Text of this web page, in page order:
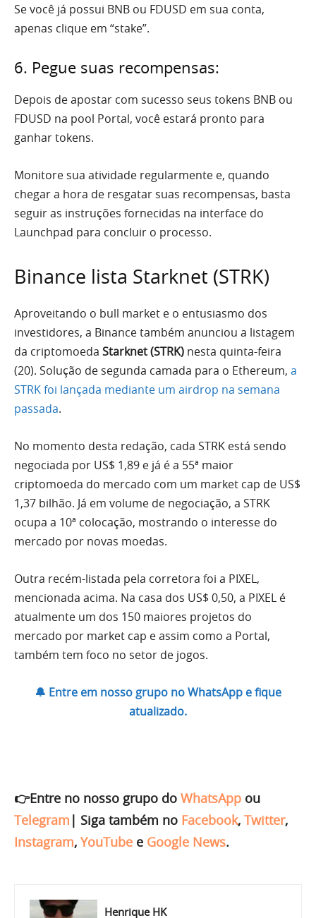
Se você já possui BNB ou FDUSD em sua conta,
apenas clique em “stake”.
6. Pegue suas recompensas:
Depois de apostar com sucesso seus tokens BNB ou
FDUSD na pool Portal, você estará pronto para
ganhar tokens.
Monitore sua atividade regularmente e, quando
chegar a hora de resgatar suas recompensas, basta
seguir as instruções fornecidas na interface do
Launchpad para concluir o processo.
Binance lista Starknet (STRK)
Aproveitando o bull market e o entusiasmo dos
investidores, a Binance também anunciou a listagem
da criptomoeda Starknet (STRK) nesta quinta-feira
(20). Solução de segunda camada para o Ethereum, a
STRK foi lançada mediante um airdrop na semana
passada.
No momento desta redação, cada STRK está sendo
negociada por US$ 1,89 e já é a 55ª maior
criptomoeda do mercado com um market cap de US$
1,37 bilhão. Já em volume de negociação, a STRK
ocupa a 10ª colocação, mostrando o interesse do
mercado por novas moedas.
Outra recém-listada pela corretora foi a PIXEL,
mencionada acima. Na casa dos US$ 0,50, a PIXEL é
atualmente um dos 150 maiores projetos do
mercado por market cap e assim como a Portal,
também tem foco no setor de jogos.
🔔 Entre em nosso grupo no WhatsApp e fique
atualizado.
👉Entre no nosso grupo do WhatsApp ou
Telegram | Siga também no Facebook, Twitter,
Instagram, YouTube e Google News.
Henrique HK